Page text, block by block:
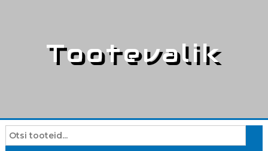
Tootevalik